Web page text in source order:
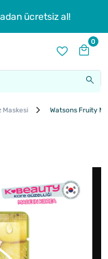
ücretsiz al!
0
Maskesi Watsons Fruity